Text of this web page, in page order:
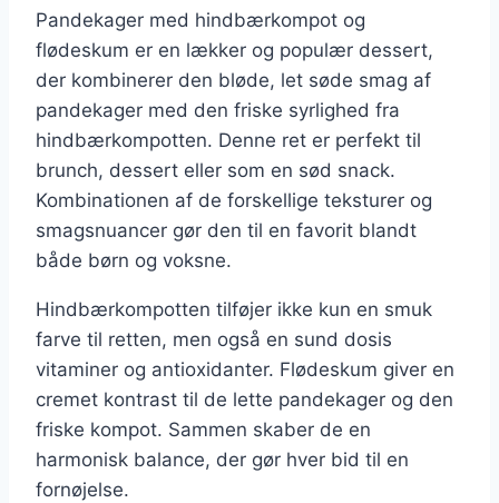
Pandekager med hindbærkompot og
flødeskum er en lækker og populær dessert,
der kombinerer den bløde, let søde smag af
pandekager med den friske syrlighed fra
hindbærkompotten. Denne ret er perfekt til
brunch, dessert eller som en sød snack.
Kombinationen af de forskellige teksturer og
smagsnuancer gør den til en favorit blandt
både børn og voksne.
Hindbærkompotten tilføjer ikke kun en smuk
farve til retten, men også en sund dosis
vitaminer og antioxidanter. Flødeskum giver en
cremet kontrast til de lette pandekager og den
friske kompot. Sammen skaber de en
harmonisk balance, der gør hver bid til en
fornøjelse.